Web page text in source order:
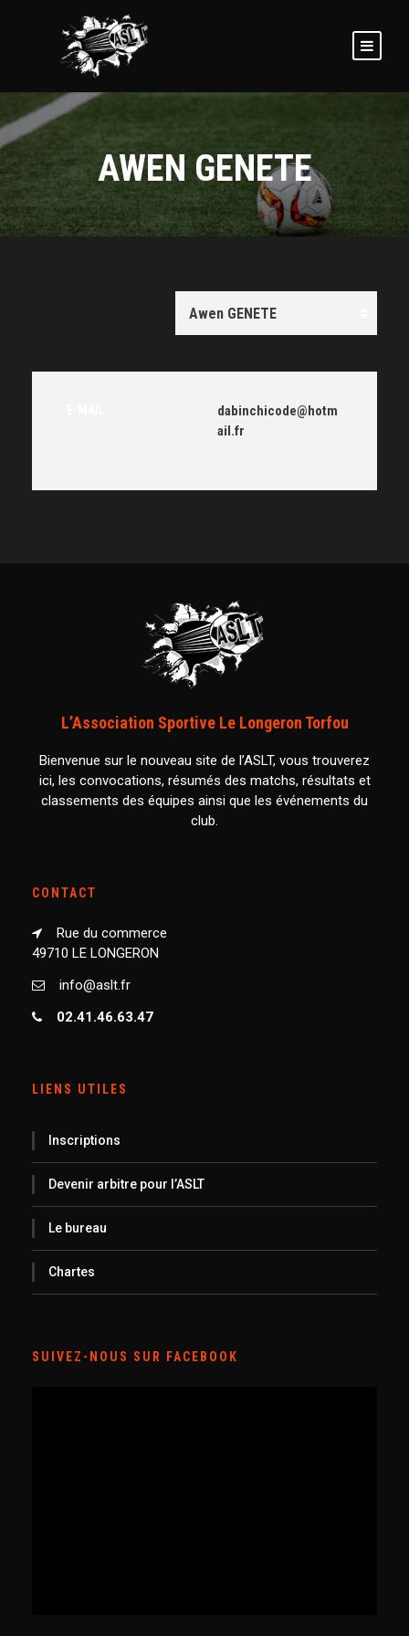
AWEN GENETE
dabinchicode@hotm
ail.fr
L’Association Sportive Le Longeron Torfou
Bienvenue sur le nouveau site de l’ASLT, vous trouverez
ici, les convocations, résumés des matchs, résultats et
classements des équipes ainsi que les événements du
club.
CONTACT
Rue du commerce
49710 LE LONGERON
info@aslt.fr
02.41.46.63.47
LIENS UTILES
Inscriptions
Devenir arbitre pour l’ASLT
Le bureau
Chartes
SUIVEZ-NOUS SUR FACEBOOK